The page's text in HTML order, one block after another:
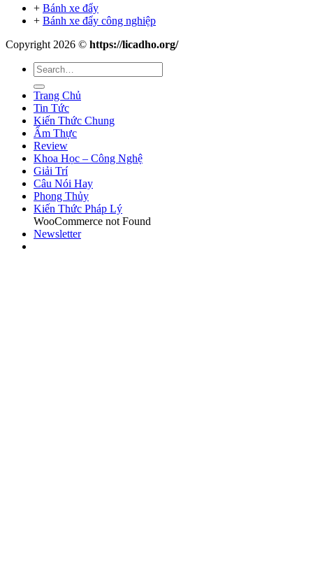
+ Bánh xe đẩy
+ Bánh xe đẩy công nghiệp
Copyright 2026 © https://licadho.org/
Trang Chủ
Tin Tức
Kiến Thức Chung
Ẩm Thực
Review
Khoa Học – Công Nghệ
Giải Trí
Câu Nói Hay
Phong Thủy
Kiến Thức Pháp Lý
WooCommerce not Found
Newsletter